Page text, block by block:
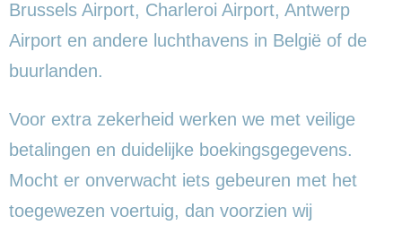
Brussels Airport, Charleroi Airport, Antwerp
Airport en andere luchthavens in België of de
buurlanden.
Voor extra zekerheid werken we met veilige
betalingen en duidelijke boekingsgegevens.
Mocht er onverwacht iets gebeuren met het
toegewezen voertuig, dan voorzien wij